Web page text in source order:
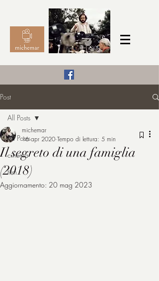
michemar
Post
All Posts
cinema
film
All Posts
Il segreto di una famiglia
(2018)
michemar
16 apr 2020 Tempo di lettura: 5 min
Aggiornamento: 20 mag 2023